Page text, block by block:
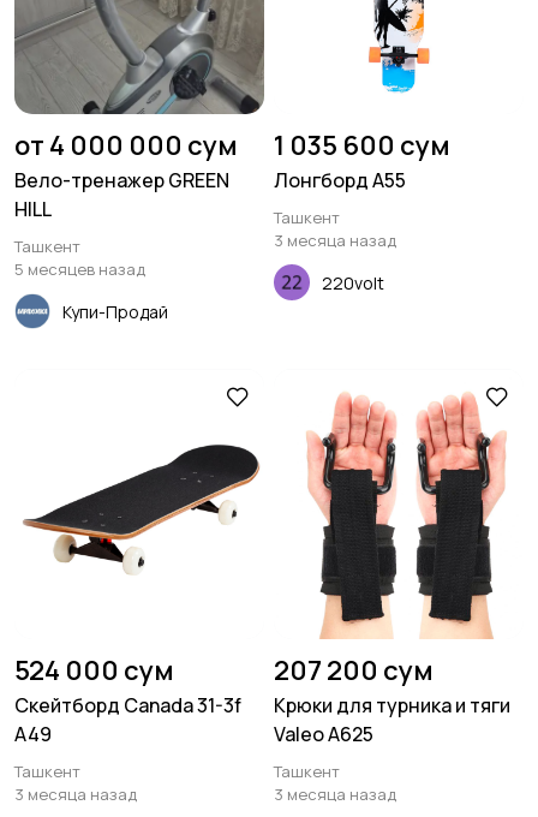
от 4 000 000 сум
Вело-тренажер GREEN
HILL
Ташкент
5 месяцев назад
Купи-Продай
1 035 600 сум
Лонгборд A55
Ташкент
3 месяца назад
220volt
524 000 сум
Скейтборд Canada 31-3f
A49
Ташкент
3 месяца назад
207 200 сум
Крюки для турника и тяги
Valeo A625
Ташкент
3 месяца назад